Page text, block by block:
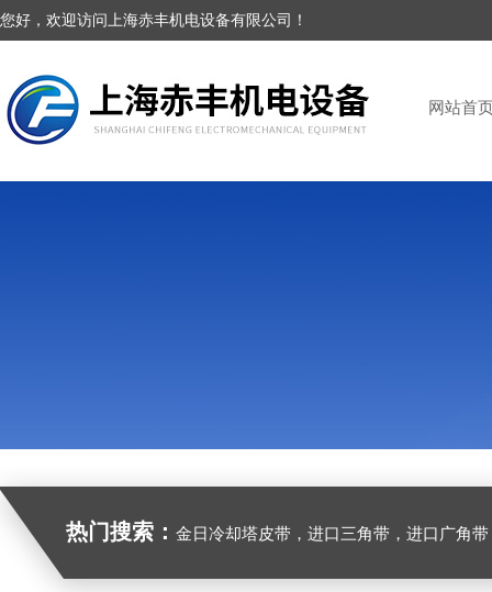
您好，欢迎访问上海赤丰机电设备有限公司！
网站首
热门搜索： 金日冷却塔皮带，进口三角带，进口广角带，进口同步带，进口空压机皮